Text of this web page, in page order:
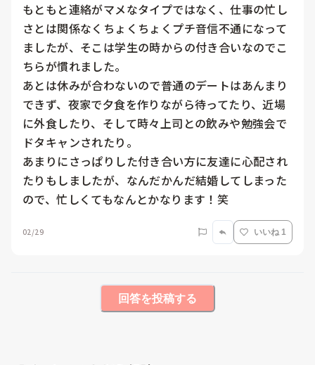
もともと連絡がマメなタイプではなく、仕事の忙し
さとは関係なくちょくちょくプチ音信不通になって
ましたが、そこは学生の時からの付き合いなのでこ
ちらが慣れました。
あとは休みが合わないので普通のデートはあんまり
できず、夜家で夕食を作りながら待ってたり、近場
に外食したり、そして時々上司との飲みや勉強会で
ドタキャンされたり。
あまりにさっぱりした付き合い方に友達に心配され
たりもしましたが、なんだかんだ結婚してしまった
ので、忙しくてもなんとかなります！笑
02/29 いいね 1
回答を投稿する